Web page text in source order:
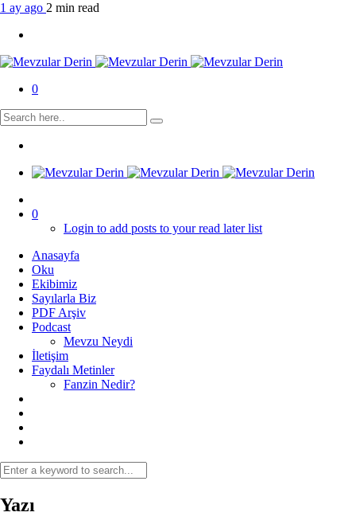
1 ay ago 2 min read
0
0
Login to add posts to your read later list
Anasayfa
Oku
Ekibimiz
Sayılarla Biz
PDF Arşiv
Podcast
Mevzu Neydi
İletişim
Faydalı Metinler
Fanzin Nedir?
Yazı